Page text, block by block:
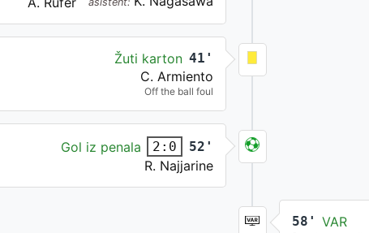
Žuti karton 41'
C. Armiento
Off the ball foul
Gol iz penala 2:0 52'
R. Najjarine
58' VAR